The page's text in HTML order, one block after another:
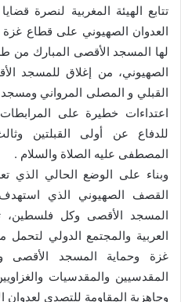
تتابع الهيئة المغربية لنصرة
العدوان الصهيوني على قطاع غزة
لها المسجد الأقصى المبارك من
الصهيوني، من إغلاق للمسجد
القبلي و المصلى المرواني
اعتداءات خطيرة على
للدفاع عن أولى القبلتين
المصطفى عليه الصلاة والسلام .
وبناء على الوضع الحالي الذي
القصف الصهيوني الذي
المسجد الأقصى وكل فلسطين،
العربية والمجتمع الدولي
غزة وحماية المسجد الأقصى
المقدسيين والمقدسيات
وجاهزية المقاومة للتصدي لعدوان